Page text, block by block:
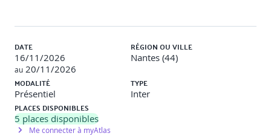
DATE
16/11/2026
au 20/11/2026
RÉGION OU VILLE
Nantes (44)
MODALITÉ
Présentiel
TYPE
Inter
PLACES DISPONIBLES
5 places disponibles
Me connecter à myAtlas